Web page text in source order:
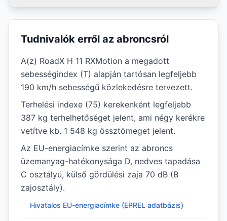
Tudnivalók erről az abroncsról
A(z) RoadX H 11 RXMotion a megadott
sebességindex (T) alapján tartósan legfeljebb
190 km/h sebességű közlekedésre tervezett.
Terhelési indexe (75) kerekenként legfeljebb
387 kg terhelhetőséget jelent, ami négy kerékre
vetítve kb. 1 548 kg össztömeget jelent.
Az EU-energiacímke szerint az abroncs
üzemanyag-hatékonysága D, nedves tapadása
C osztályú, külső gördülési zaja 70 dB (B
zajosztály).
Hivatalos EU-energiacímke (EPREL adatbázis)